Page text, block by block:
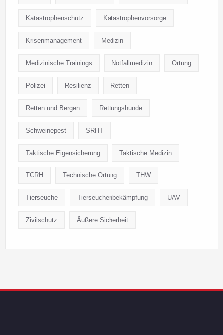
Katastrophenschutz Katastrophenvorsorge
Krisenmanagement Medizin
Medizinische Trainings Notfallmedizin Ortung
Polizei Resilienz Retten
Retten und Bergen Rettungshunde
Schweinepest SRHT
Taktische Eigensicherung Taktische Medizin
TCRH Technische Ortung THW
Tierseuche Tierseuchenbekämpfung UAV
Zivilschutz Äußere Sicherheit